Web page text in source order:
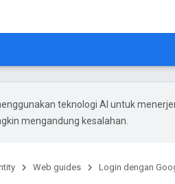
teknologi AI untuk
mengandung kesalahan.
Web guides Login dengan